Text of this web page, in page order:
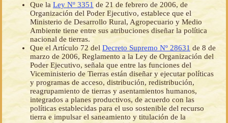
Que la Ley Nº 3351 de 21 de febrero de 2006, de
Organización del Poder Ejecutivo, establece que el
Ministerio de Desarrollo Rural, Agropecuario y Medio
Ambiente tiene entre sus atribuciones diseñar la política
nacional de tierras.
Que el Artículo 72 del Decreto Supremo Nº 28631 de 8 de
marzo de 2006, Reglamento a la Ley de Organización del
Poder Ejecutivo, señala que entre las funciones del
Viceministerio de Tierras están diseñar y ejecutar políticas
y programas de acceso, distribución, redistribución,
reagrupamiento de tierras y asentamientos humanos,
integrados a planes productivos, de acuerdo con las
políticas establecidas para el uso sostenible del recurso
tierra e impulsar el saneamiento y titulación de la